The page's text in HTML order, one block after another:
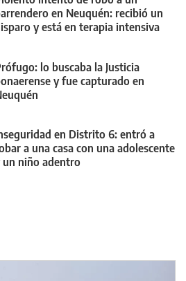
en Neuquén: recibió un
y está en terapia intensiva
lo buscaba la Justicia
y fue capturado en
en Distrito 6: entró a
a una casa con una adolescente
un niño adentro